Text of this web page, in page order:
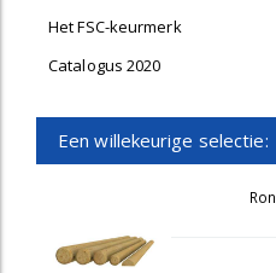
Het FSC-keurmerk
Catalogus 2020
Een willekeurige selectie: